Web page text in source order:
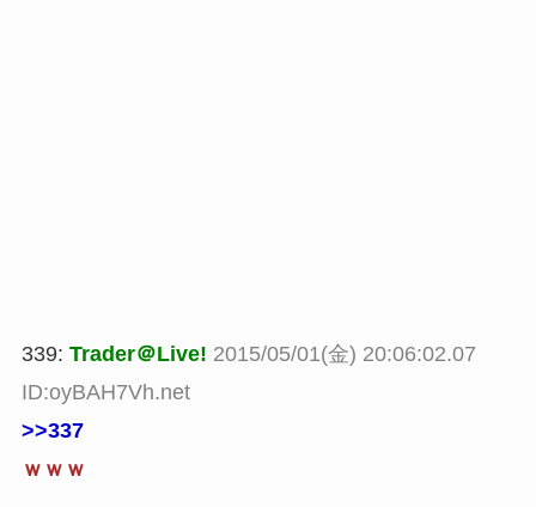
339: Trader＠Live! 2015/05/01(金) 20:06:02.07
ID:oyBAH7Vh.net
>>337
ｗｗｗ